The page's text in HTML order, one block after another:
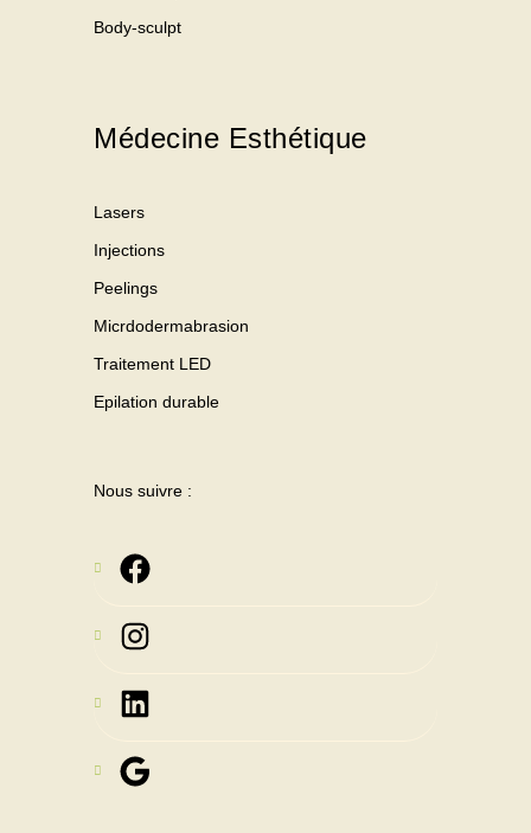
Body-sculpt
Médecine Esthétique
Lasers
Injections
Peelings
Micrdodermabrasion
Traitement LED
Epilation durable
Nous suivre :